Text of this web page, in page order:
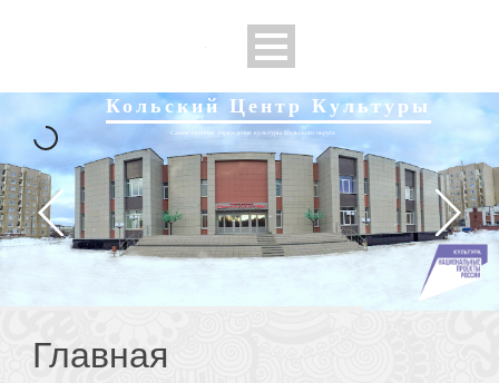
Кольский Центр Культуры
Самое крупное учреждение культуры Кольского округа
Главная